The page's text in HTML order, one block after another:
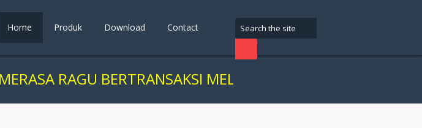
Home Produk Download Contact
RAGU BERTRANSAKSI MELALUI ONLINE, KAMI SARANKAN